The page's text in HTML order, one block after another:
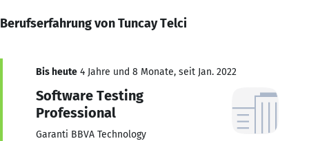
Berufserfahrung von Tuncay Telci
Bis heute 4 Jahre und 8 Monate, seit Jan. 2022
Software Testing
Professional
Garanti BBVA Technology